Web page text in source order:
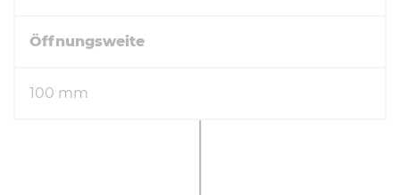
Öffnungsweite
100 mm